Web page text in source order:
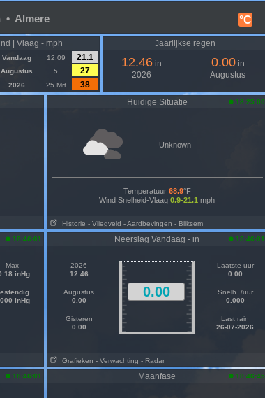
°C
• Almere
| Vlaag - mph
Vandaag 12:09
21.1
Augustus 5
27
2026 25 Mrt 38
Jaarlijkse regen
12.46 in
2026
0.00in
Augustus
Huidige Situatie 18:25:00
Unknown
Temperatuur 68.9°F
Wind Snelheid-Vlaag 0.9-21.1 mph
Historie - Vliegveld - Aardbevingen - Bliksem
18:46:01
Max
inHg
inHg
Neerslag Vandaag - in 18:46:01
2026
12.46
Augustus
0.00
Gisteren
0.00
0.00
Laatste uur
0.00
Snelh. /uur
0.000
Last rain
26-07-2026
Grafieken - Verwachting - Radar
18:46:01 Maanfase 18:46:45